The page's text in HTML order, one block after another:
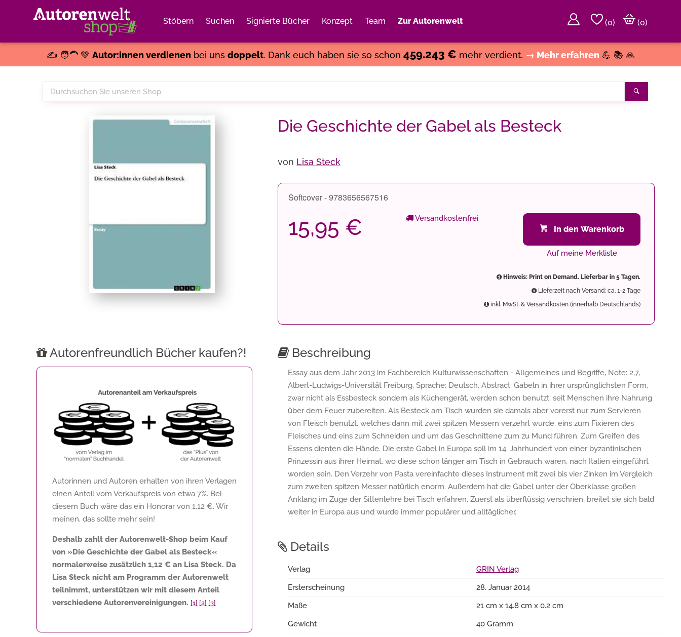
Stöbern Suchen Signierte Bücher Konzept Team Zur Autorenwelt (0)
(0)
✍️ 🧑‍🦱 💚 Autor:innen verdienenbei uns doppelt. Dank euch haben sie so schon 459.243 € mehr verdient. → Mehr erfahren 💪 📚 🙏
Durchsuchen
Sie
Die Geschichte der Gabel als Besteck
von Lisa Steck
Softcover - 9783656567516
15,95 € Versandkostenfrei
In den Warenkorb
Auf meine Merkliste
Hinweis: Print on Demand. Lieferbar in 5 Tagen.
Lieferzeit nach Versand: ca. 1-2 Tage
inkl. MwSt. & Versandkosten (innerhalb Deutschlands)
Autorenfreundlich Bücher kaufen?!
Autorinnen und Autoren erhalten von ihren Verlagen
einen Anteil vom Verkaufspreis von etwa 7%. Bei
diesem Buch wäre das ein Honorar von 1,12 €. Wir
meinen, das sollte mehr sein!
Deshalb zahlt der Autorenwelt-Shop beim Kauf
von »Die Geschichte der Gabel als Besteck«
normalerweise zusätzlich 1,12 € an Lisa Steck. Da
Lisa Steck nicht am Programm der Autorenwelt
teilnimmt, unterstützen wir mit diesem Anteil
verschiedene Autorenvereinigungen. [1] [2] [3]
Beschreibung
Essay aus dem Jahr 2013 im Fachbereich Kulturwissenschaften - Allgemeines und Begriffe, Note: 2,7,
Albert-Ludwigs-Universität Freiburg, Sprache: Deutsch, Abstract: Gabeln in ihrer ursprünglichsten Form,
zwar nicht als Essbesteck sondern als Küchengerät, werden schon benutzt, seit Menschen ihre Nahrung
über dem Feuer zubereiten. Als Besteck am Tisch wurden sie damals aber vorerst nur zum Servieren
von Fleisch benutzt, welches dann mit zwei spitzen Messern verzehrt wurde, eins zum Fixieren des
Fleisches und eins zum Schneiden und um das Geschnittene zum zu Mund führen. Zum Greifen des
Essens dienten die Hände. Die erste Gabel in Europa soll im 14. Jahrhundert von einer byzantinischen
Prinzessin aus ihrer Heimat, wo diese schon länger am Tisch in Gebrauch waren, nach Italien eingeführt
worden sein. Den Verzehr von Pasta vereinfachte dieses Instrument mit zwei bis vier Zinken im Vergleich
zum zweiten spitzen Messer natürlich enorm. Außerdem hat die Gabel unter der Oberklasse großen
Anklang im Zuge der Sittenlehre bei Tisch erfahren. Zuerst als überflüssig verschrien, breitet sie sich bald
weiter in Europa aus und wurde immer populärer und alltäglicher.
Details
Verlag
GRIN Verlag
Ersterscheinung
28. Januar 2014
Maße
21 cm x 14.8 cm x 0.2 cm
Gewicht
40 Gramm